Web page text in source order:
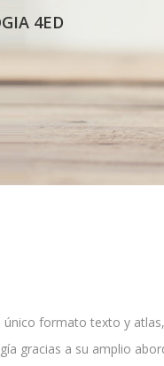
4ED
único formato texto y
gracias a su amplio